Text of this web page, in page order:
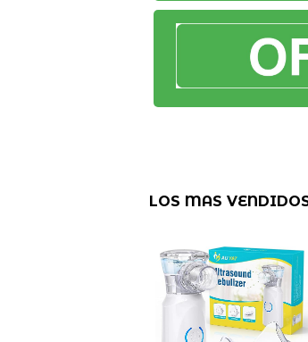
LOS MAS